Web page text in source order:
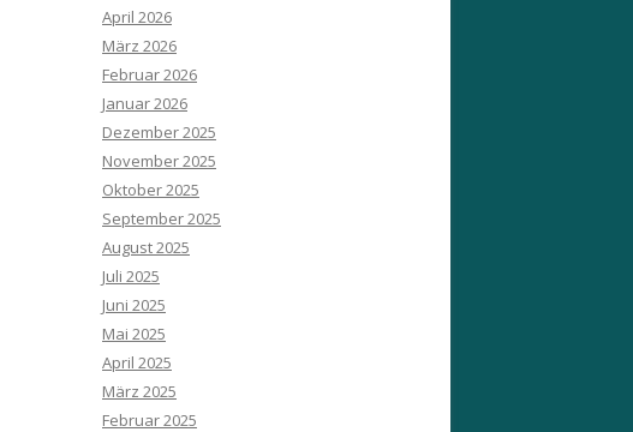
April 2026
März 2026
Februar 2026
Januar 2026
Dezember 2025
November 2025
Oktober 2025
September 2025
August 2025
Juli 2025
Juni 2025
Mai 2025
April 2025
März 2025
Februar 2025